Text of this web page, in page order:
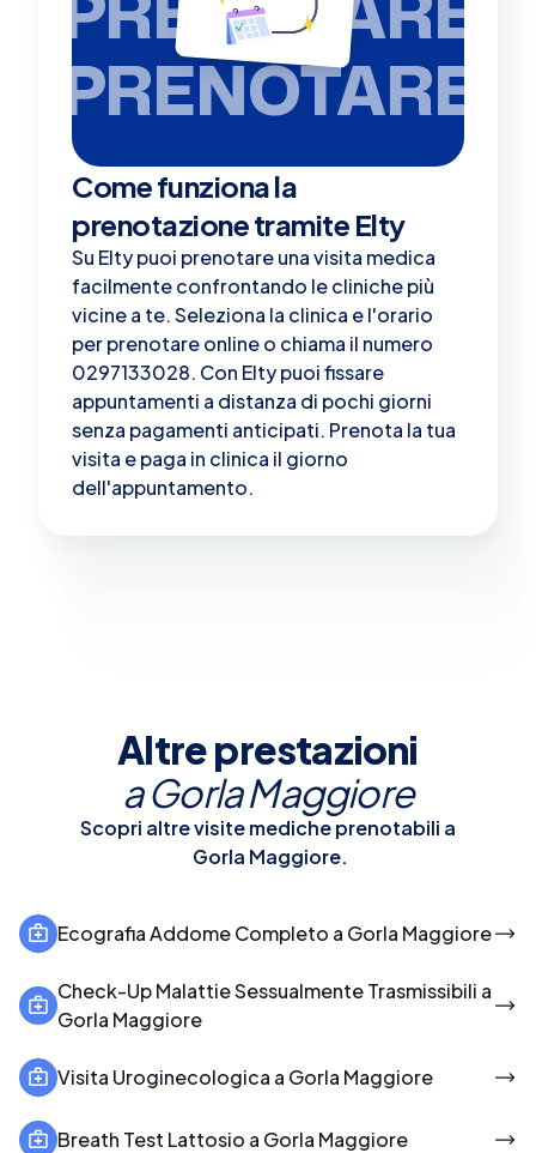
PRENOTARE
Come funziona la
prenotazione tramite Elty
Su Elty puoi prenotare una visita medica
facilmente confrontando le cliniche più
vicine a te. Seleziona la clinica e l'orario
per prenotare online o chiama il numero
0297133028. Con Elty puoi fissare
appuntamenti a distanza di pochi giorni
senza pagamenti anticipati. Prenota la tua
visita e paga in clinica il giorno
dell'appuntamento.
Altre prestazioni
aGorla Maggiore
Scopri altre visite mediche prenotabili a
Gorla Maggiore.
Ecografia Addome Completo a Gorla Maggiore
Check-Up Malattie Sessualmente Trasmissibili a
Gorla Maggiore
Visita Uroginecologica a Gorla Maggiore
Breath Test Lattosio a Gorla Maggiore